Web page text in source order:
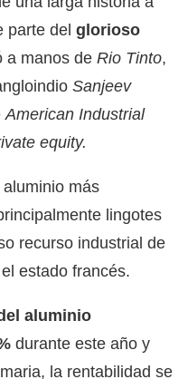
parte del glorioso
a manos de Rio Tinto,
Sanjeev
American Industrial
equity.
aluminio más
lingotes
recurso industrial de
estado francés.
aluminio
durante este año y
la rentabilidad se